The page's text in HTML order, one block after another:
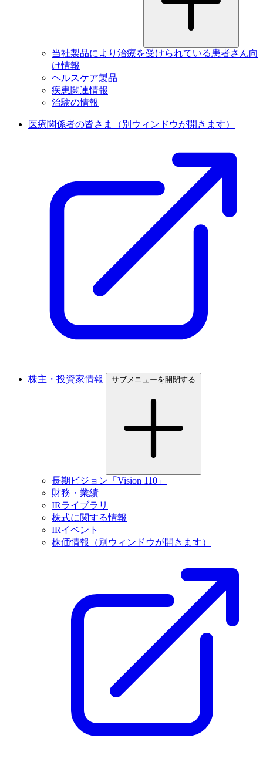
当社製品により治療を受けられている患者さん向
け情報
ヘルスケア製品
疾患関連情報
治験の情報
医療関係者の皆さま （別ウィンドウが開きます）
株主・投資家情報 サブメニューを開閉する
長期ビジョン「Vision 110」
財務・業績
IRライブラリ
株式に関する情報
IRイベント
株価情報
（別ウィンドウが開きます）